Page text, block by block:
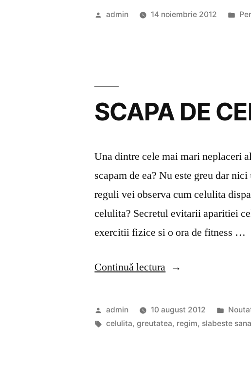
Publicat
admin 14 noiembrie 2012
SCAPA DE
Una dintre cele mai mari neplaceri
scapam de ea? Nu este greu dar
reguli vei observa cum celulita
celulita? Secretul evitarii aparitiei
exercitii fizice si o ora de fitness …
Continuă lectura„SCAPA
CELULITA
!”
Publicat
de
admin 10 august 2012
în
Etichete:
celulita,greutatea, regim, slabeste